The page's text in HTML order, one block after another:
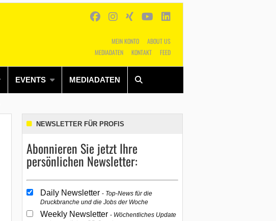
MEIN KONTO
ABOUT US
MEDIADATEN
KONTAKT FEED
EVENTS MEDIADATEN
Alles Shop SUCHEN
NEWSLETTER FÜR PROFIS
Abonnieren Sie jetzt Ihre
persönlichen Newsletter:
Daily Newsletter Top-News für die
Druckbranche und die Jobs der Woche
Weekly Newsletter Wöchentliches Update